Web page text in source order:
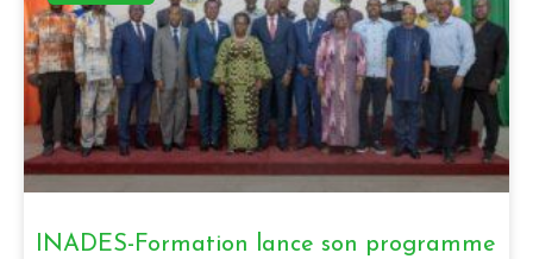
INADES-Formation lance son programme